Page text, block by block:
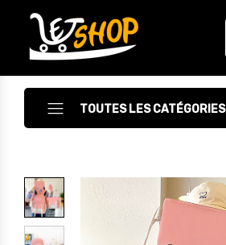
Letshop.dz
TOUTES LES CATÉGORIES
Accessoires
Accessoires Auto/Moto